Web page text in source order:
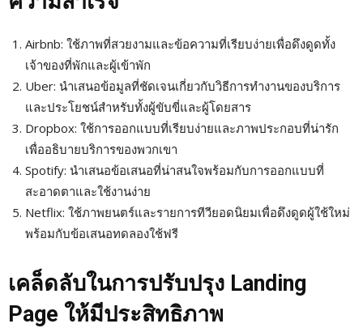
Airbnb: ใช้ภาพที่สวยงามและข้อความที่เรียบง่ายเพื่อดึงดูดทั้ง
เจ้าของที่พักและผู้เข้าพัก
Uber: นำเสนอข้อมูลที่ชัดเจนเกี่ยวกับวิธีการทำงานของบริการ
และประโยชน์สำหรับทั้งผู้ขับขี่และผู้โดยสาร
Dropbox: ใช้การออกแบบที่เรียบง่ายและภาพประกอบที่น่ารัก
เพื่ออธิบายบริการของพวกเขา
Spotify: นำเสนอข้อเสนอที่น่าสนใจพร้อมกับการออกแบบที่
สะอาดตาและใช้งานง่าย
Netflix: ใช้ภาพยนตร์และรายการทีวียอดนิยมเพื่อดึงดูดผู้ใช้ใหม่
พร้อมกับข้อเสนอทดลองใช้ฟรี
เคล็ดลับในการปรับปรุง Landing
Page ให้มีประสิทธิภาพ